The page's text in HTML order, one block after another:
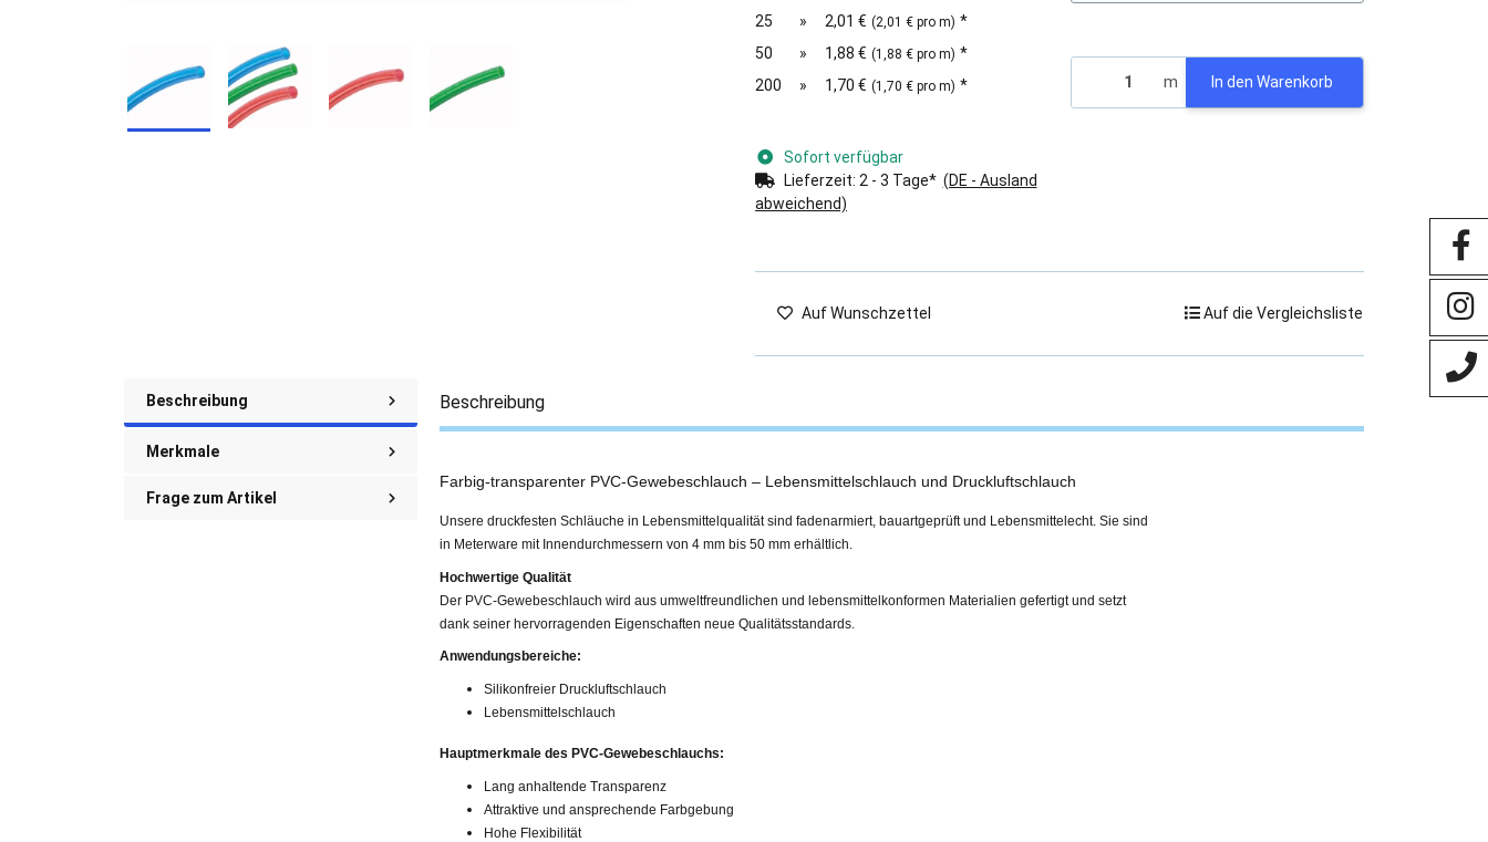
25
» 2,01 € (2,01 € pro m) *
50
» 1,88 € (1,88 € pro m) *
200
» 1,70 € (1,70 € pro m) *
Sofort verfügbar
Lieferzeit: 2 - 3 Tage* (DE - Ausland
abweichend)
m In den Warenkorb
Auf Wunschzettel Auf die Vergleichsliste
Beschreibung
Merkmale
Frage zum Artikel
Beschreibung
Farbig-transparenter PVC-Gewebeschlauch – Lebensmittelschlauch und Druckluftschlauch
Unsere druckfesten Schläuche in Lebensmittelqualität sind fadenarmiert, bauartgeprüft und Lebensmittelecht. Sie sind
in Meterware mit Innendurchmessern von 4 mm bis 50 mm erhältlich.
Hochwertige Qualität
Der PVC-Gewebeschlauch wird aus umweltfreundlichen und lebensmittelkonformen Materialien gefertigt und setzt
dank seiner hervorragenden Eigenschaften neue Qualitätsstandards.
Anwendungsbereiche:
Silikonfreier Druckluftschlauch
Lebensmittelschlauch
Hauptmerkmale des PVC-Gewebeschlauchs:
Lang anhaltende Transparenz
Attraktive und ansprechende Farbgebung
Hohe Flexibilität